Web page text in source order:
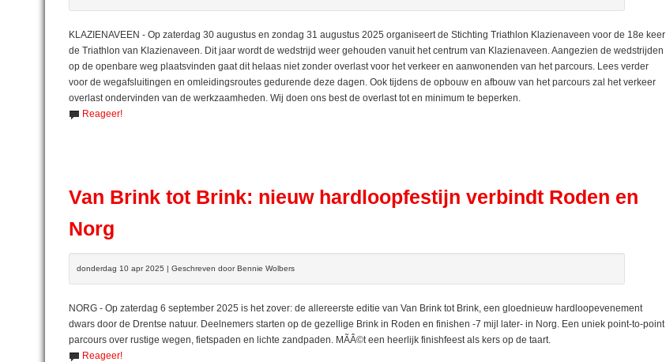
KLAZIENAVEEN - Op zaterdag 30 augustus en zondag 31 augustus 2025 organiseert de Stichting Triathlon Klazienaveen voor de 18e keer
de Triathlon van Klazienaveen. Dit jaar wordt de wedstrijd weer gehouden vanuit het centrum van Klazienaveen. Aangezien de wedstrijden
op de openbare weg plaatsvinden gaat dit helaas niet zonder overlast voor het verkeer en aanwonenden van het parcours. Lees verder
voor de wegafsluitingen en omleidingsroutes gedurende deze dagen. Ook tijdens de opbouw en afbouw van het parcours zal het verkeer
overlast ondervinden van de werkzaamheden. Wij doen ons best de overlast tot en minimum te beperken.
Reageer!
Van Brink tot Brink: nieuw hardloopfestijn verbindt Roden en
Norg
donderdag 10 apr 2025 | Geschreven door Bennie Wolbers
NORG - Op zaterdag 6 september 2025 is het zover: de allereerste editie van Van Brink tot Brink, een gloednieuw hardloopevenement
dwars door de Drentse natuur. Deelnemers starten op de gezellige Brink in Roden en finishen -7 mijl later- in Norg. Een uniek point-to-point
parcours over rustige wegen, fietspaden en lichte zandpaden. MÃÂ©t een heerlijk finishfeest als kers op de taart.
Reageer!